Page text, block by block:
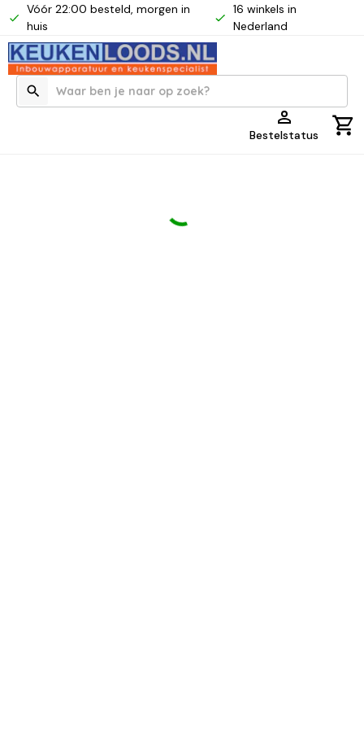
Vóór 22:00 besteld, morgen in
huis
16 winkels in
Nederland
Bestelstatus